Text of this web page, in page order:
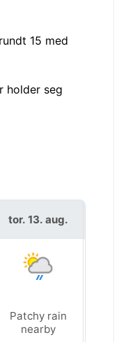
15 med
holder seg
tor. 13. aug.
Patchy rain
nearby